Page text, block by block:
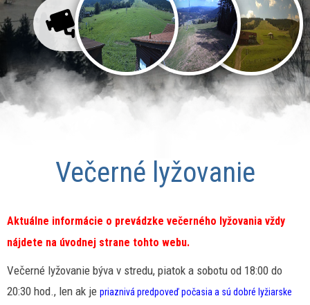
LIVE
KAMERY
Večerné lyžovanie
Aktuálne informácie o prevádzke večerného lyžovania vždy
nájdete na úvodnej strane tohto webu.
Večerné lyžovanie býva v stredu, piatok a sobotu od 18:00 do
20:30 hod., len ak je priaznivá predpoveď počasia a sú dobré lyžiarske